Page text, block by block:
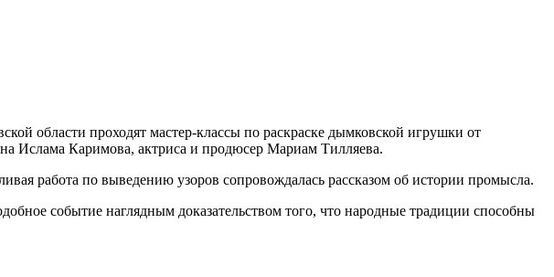
области проходят мастер-классы по раскраске дымковской игрушки от
Ислама Каримова, актриса и продюсер Мариам Тилляева.
работа по выведению узоров сопровождалась рассказом об истории промысла.
событие наглядным доказательством того, что народные традиции способны